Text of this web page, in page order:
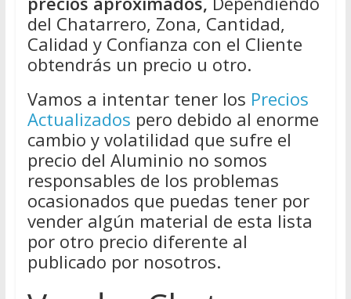
del Chatarrero, Zona, Cantidad,
Calidad y Confianza con el Cliente
obtendrás un precio u otro.
Vamos a intentar tener los Precios
Actualizados pero debido al enorme
cambio y volatilidad que sufre el
precio del Aluminio no somos
responsables de los problemas
ocasionados que puedas tener por
vender algún material de esta lista
por otro precio diferente al
publicado por nosotros.